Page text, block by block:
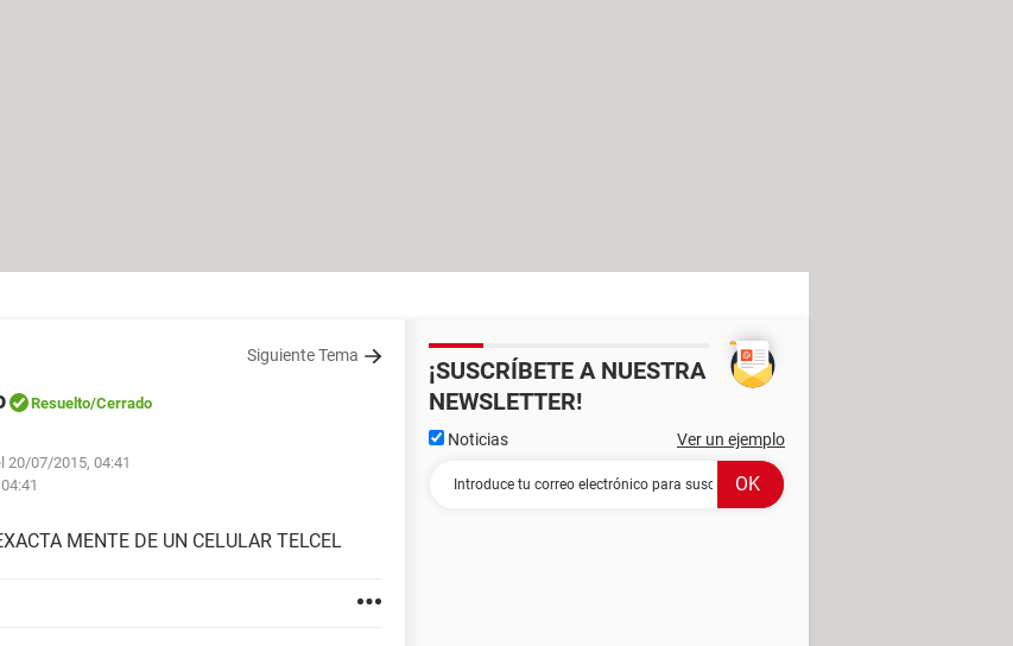
Siguiente Tema
Resuelto/Cerrado
20/07/2015, 04:41
MENTE DE UN CELULAR TELCEL
¡SUSCRÍBETE A NUESTRA
NEWSLETTER!
Noticias Ver un ejemplo